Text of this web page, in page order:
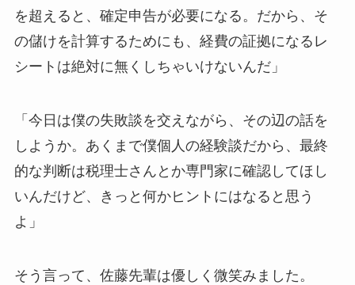
を超えると、確定申告が必要になる。だから、そ
の儲けを計算するためにも、経費の証拠になるレ
シートは絶対に無くしちゃいけないんだ」
「今日は僕の失敗談を交えながら、その辺の話を
しようか。あくまで僕個人の経験談だから、最終
的な判断は税理士さんとか専門家に確認してほし
いんだけど、きっと何かヒントにはなると思う
よ」
そう言って、佐藤先輩は優しく微笑みました。